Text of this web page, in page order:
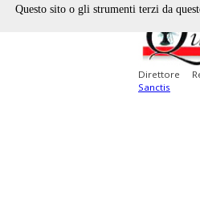
Direttore
Sanctis
Questo sito o gli strumenti terzi da